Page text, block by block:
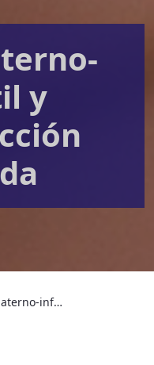
y
Salud materno-infantil y reproducción asistida